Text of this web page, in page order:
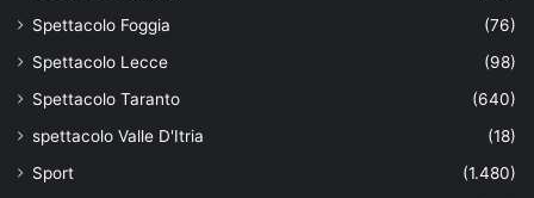
Spettacolo Foggia
(76)
Spettacolo Lecce
(98)
Spettacolo Taranto
(640)
spettacolo Valle D'Itria
(18)
Sport
(1.480)